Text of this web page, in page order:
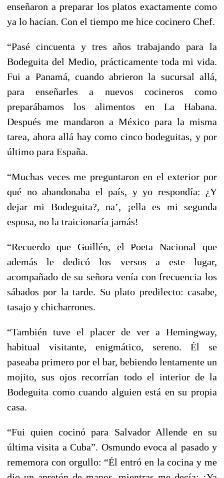
enseñaron a preparar los platos exactamente como
ya lo hacían. Con el tiempo me hice cocinero Chef.
“Pasé cincuenta y tres años trabajando para la
Bodeguita del Medio, prácticamente toda mi vida.
Fui a Panamá, cuando abrieron la sucursal allá,
para enseñarles a nuevos cocineros como
preparábamos los alimentos en La Habana.
Después me mandaron a México para la misma
tarea, ahora allá hay como cinco bodeguitas, y por
último para España.
“Muchas veces me preguntaron en el exterior por
qué no abandonaba el país, y yo respondía: ¿Y
dejar mi Bodeguita?, na’, ¡ella es mi segunda
esposa, no la traicionaría jamás!
“Recuerdo que Guillén, el Poeta Nacional que
además le dedicó los versos a este lugar,
acompañado de su señora venía con frecuencia los
sábados por la tarde. Su plato predilecto: casabe,
tasajo y chicharrones.
“También tuve el placer de ver a Hemingway,
habitual visitante, enigmático, sereno. Él se
paseaba primero por el bar, bebiendo lentamente un
mojito, sus ojos recorrían todo el interior de la
Bodeguita como cuando alguien está en su propia
casa.
“Fui quien cocinó para Salvador Allende en su
última visita a Cuba”. Osmundo evoca al pasado y
rememora con orgullo: “Él entró en la cocina y me